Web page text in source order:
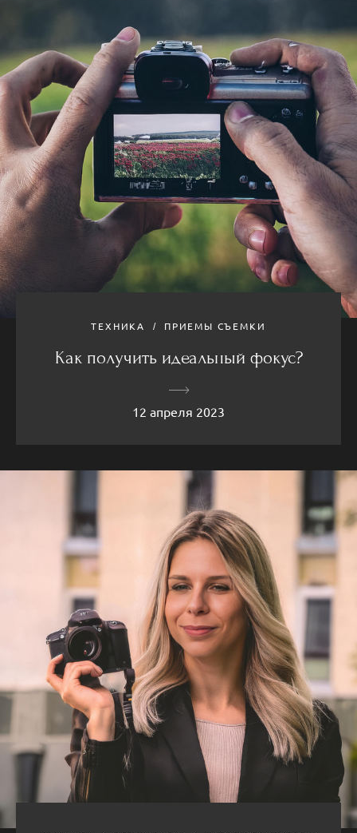
ТЕХНИКА ПРИЕМЫ СЪЕМКИ
Как получить идеальный фокус?
12 апреля 2023